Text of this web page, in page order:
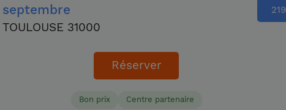
septembre
TOULOUSE 31000
219
Réserver
Bon prix Centre partenaire